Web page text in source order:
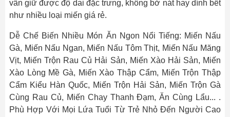
vẫn giữ được độ dai đặc trưng, không bở nát hay dính bết
như nhiều loại miến giá rẻ.
Dễ Chế Biến Nhiều Món Ăn Ngon Nổi Tiếng: Miến Nấu
Gà, Miến Nấu Ngan, Miến Nấu Tôm Thịt, Miến Nấu Măng
Vịt, Miến Trộn Rau Củ Hải Sản, Miến Xào Hải Sản, Miến
Xào Lòng Mề Gà, Miến Xào Thập Cẩm, Miến Trộn Thập
Cẩm Kiểu Hàn Quốc, Miến Trộn Hải Sản, Miến Trộn Gà
Cùng Rau Củ, Miến Chay Thanh Đạm, Ăn Cùng Lẩu... .
Phù Hợp Với Mọi Lứa Tuổi Từ Trẻ Nhỏ Đến Người Cao